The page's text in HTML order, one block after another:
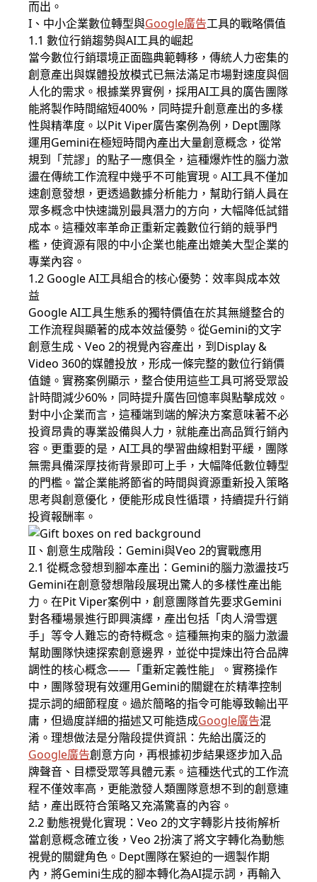
而出。
I、中小企業數位轉型與Google廣告工具的戰略價值
1.1 數位行銷趨勢與AI工具的崛起
當今數位行銷環境正面臨典範轉移，傳統人力密集的
創意產出與媒體投放模式已無法滿足市場對速度與個
人化的需求。根據業界實例，採用AI工具的廣告團隊
能將製作時間縮短400%，同時提升創意產出的多樣
性與精準度。以Pit Viper廣告案例為例，Dept團隊
運用Gemini在極短時間內產出大量創意概念，從常
規到「荒謬」的點子一應俱全，這種爆炸性的腦力激
盪在傳統工作流程中幾乎不可能實現。AI工具不僅加
速創意發想，更透過數據分析能力，幫助行銷人員在
眾多概念中快速識別最具潛力的方向，大幅降低試錯
成本。這種效率革命正重新定義數位行銷的競爭門
檻，使資源有限的中小企業也能產出媲美大型企業的
專業內容。
1.2 Google AI工具組合的核心優勢：效率與成本效
益
Google AI工具生態系的獨特價值在於其無縫整合的
工作流程與顯著的成本效益優勢。從Gemini的文字
創意生成、Veo 2的視覺內容產出，到Display &
Video 360的媒體投放，形成一條完整的數位行銷價
值鏈。實務案例顯示，整合使用這些工具可將受眾設
計時間減少60%，同時提升廣告回憶率與點擊成效。
對中小企業而言，這種端到端的解決方案意味著不必
投資昂貴的專業設備與人力，就能產出高品質行銷內
容。更重要的是，AI工具的學習曲線相對平緩，團隊
無需具備深厚技術背景即可上手，大幅降低數位轉型
的門檻。當企業能將節省的時間與資源重新投入策略
思考與創意優化，便能形成良性循環，持續提升行銷
投資報酬率。
II、創意生成階段：Gemini與Veo 2的實戰應用
2.1 從概念發想到腳本產出：Gemini的腦力激盪技巧
Gemini在創意發想階段展現出驚人的多樣性產出能
力。在Pit Viper案例中，創意團隊首先要求Gemini
對各種場景進行即興演繹，產出包括「肉人滑雪選
手」等令人難忘的奇特概念。這種無拘束的腦力激盪
幫助團隊快速探索創意邊界，並從中提煉出符合品牌
調性的核心概念——「重新定義性能」。實務操作
中，團隊發現有效運用Gemini的關鍵在於精準控制
提示詞的細節程度。過於簡略的指令可能導致輸出平
庸，但過度詳細的描述又可能造成Google廣告混
淆。理想做法是分階段提供資訊：先給出廣泛的
Google廣告創意方向，再根據初步結果逐步加入品
牌聲音、目標受眾等具體元素。這種迭代式的工作流
程不僅效率高，更能激發人類團隊意想不到的創意連
結，產出既符合策略又充滿驚喜的內容。
2.2 動態視覺化實現：Veo 2的文字轉影片技術解析
當創意概念確立後，Veo 2扮演了將文字轉化為動態
視覺的關鍵角色。Dept團隊在緊迫的一週製作期
內，將Gemini生成的腳本轉化為AI提示詞，再輸入